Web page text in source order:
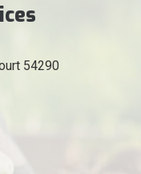
54290